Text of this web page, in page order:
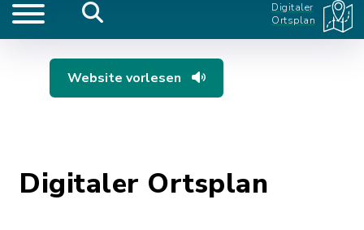
Digitaler
Ortsplan
Website vorlesen
Digitaler Ortsplan